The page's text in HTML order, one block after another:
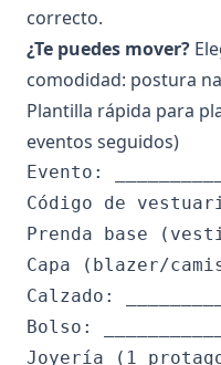
correcto.
¿Te puedes mover?
comodidad: postura
Plantilla rápida para
eventos seguidos)
Evento:
Código de
Prenda base
Capa (blazer/
Calzado:
Bolso:
Joyería (1